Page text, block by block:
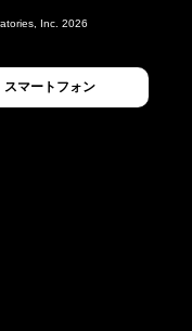
Inc. 2026
スマートフォン